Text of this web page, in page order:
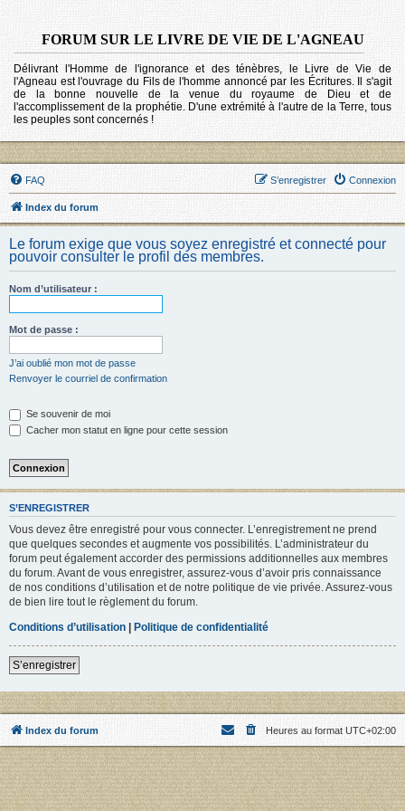
FORUM SUR LE LIVRE DE VIE DE L'AGNEAU
Délivrant l'Homme de l'ignorance et des ténèbres, le Livre de Vie de
l'Agneau est l'ouvrage du Fils de l'homme annoncé par les Écritures. Il s'agit
de la bonne nouvelle de la venue du royaume de Dieu et de
l'accomplissement de la prophétie. D'une extrémité à l'autre de la Terre, tous
les peuples sont concernés !
FAQ Connexion
S’enregistrer
Index du forum
Le forum exige que vous soyez enregistré et connecté pour
pouvoir consulter le profil des membres.
Nom d’utilisateur :
Mot de passe :
J’ai oublié mon mot de passe
Renvoyer le courriel de confirmation
Se souvenir de moi
Cacher mon statut en ligne pour cette session
S’ENREGISTRER
Vous devez être enregistré pour vous connecter. L’enregistrement ne prend
que quelques secondes et augmente vos possibilités. L’administrateur du
forum peut également accorder des permissions additionnelles aux membres
du forum. Avant de vous enregistrer, assurez-vous d’avoir pris connaissance
de nos conditions d’utilisation et de notre politique de vie privée. Assurez-vous
de bien lire tout le règlement du forum.
Conditions d’utilisation | Politique de confidentialité
S’enregistrer
Index du forum Heures au format UTC+02:00